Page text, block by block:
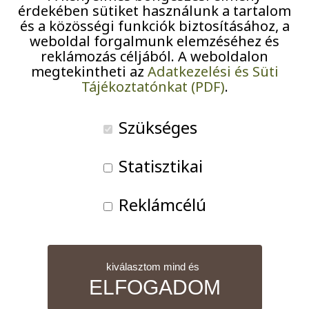
Szenior
sport:
10:00–11:00
A teljes eseménynaptár nézet
érdekében sütiket használunk a tartalom
és a közösségi funkciók biztosításához, a
weboldal forgalmunk elemzéséhez és
reklámozás céljából. A weboldalon
megtekintheti az Adatkezelési és Süti
Tájékoztatónkat (PDF).
Szükséges
Statisztikai
Reklámcélú
kiválasztom mind és
ELFOGADOM
Pályázatok
Járványügyi intézkedések